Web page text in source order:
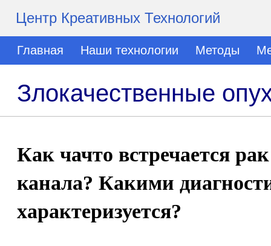
Центр Креативных Технологий
Главная Наши технологии Методы
Злокачественные
Как чачто встречается
канала? Какими
характеризуется?